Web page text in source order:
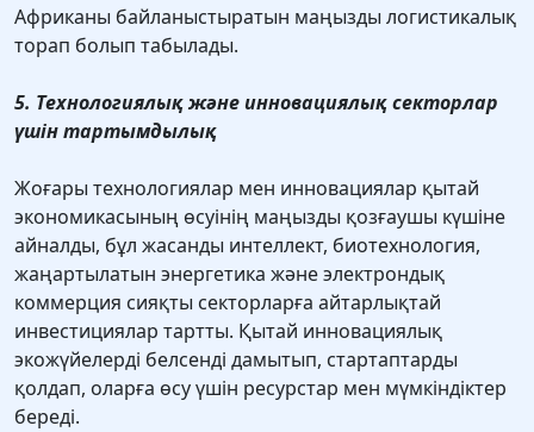
Африканы байланыстыратын маңызды логистикалық
торап болып табылады.
5. Технологиялық және инновациялық секторлар
үшін тартымдылық
Жоғары технологиялар мен инновациялар қытай
экономикасының өсуінің маңызды қозғаушы күшіне
айналды, бұл жасанды интеллект, биотехнология,
жаңартылатын энергетика және электрондық
коммерция сияқты секторларға айтарлықтай
инвестициялар тартты. Қытай инновациялық
экожүйелерді белсенді дамытып, стартаптарды
қолдап, оларға өсу үшін ресурстар мен мүмкіндіктер
береді.